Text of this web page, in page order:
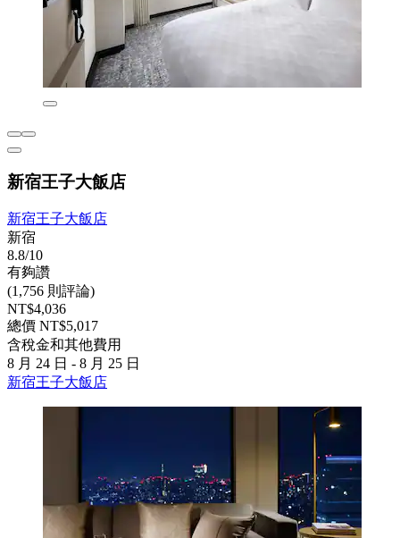
新宿王子大飯店
新宿王子大飯店
新宿
8.8/10
有夠讚
(1,756 則評論)
NT$4,036
總價 NT$5,017
含稅金和其他費用
8 月 24 日 - 8 月 25 日
新宿王子大飯店